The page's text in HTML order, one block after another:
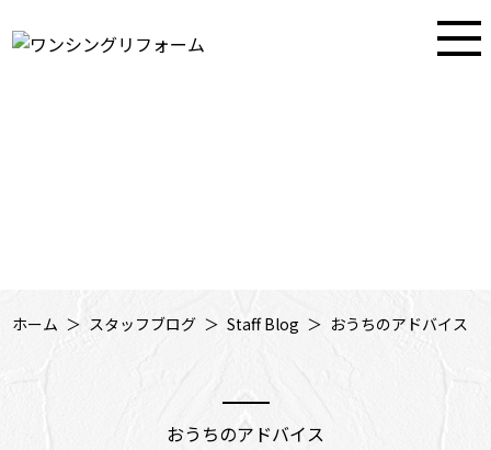
ホーム スタッフブログ Staff Blog おうちのアドバイス
おうちのアドバイス